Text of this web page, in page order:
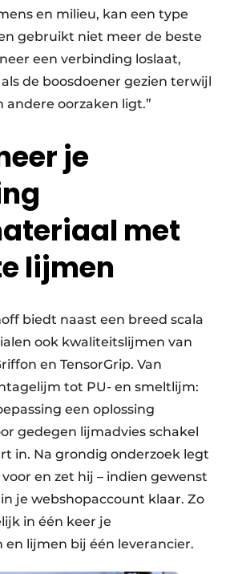
en milieu, kan een type
gebruikt niet meer de beste
een verbinding loslaat,
de boosdoener gezien terwijl
andere oorzaken ligt.”
je
met
lijmen
biedt naast een breed scala
ook kwaliteitslijmen van
en TensorGrip. Van
tot PU- en smeltlijm:
een oplossing
gedegen lijmadvies schakel
in. Na grondig onderzoek legt
en zet hij – indien gewenst
je webshopaccount klaar. Zo
in één keer je
lijmen bij één leverancier.